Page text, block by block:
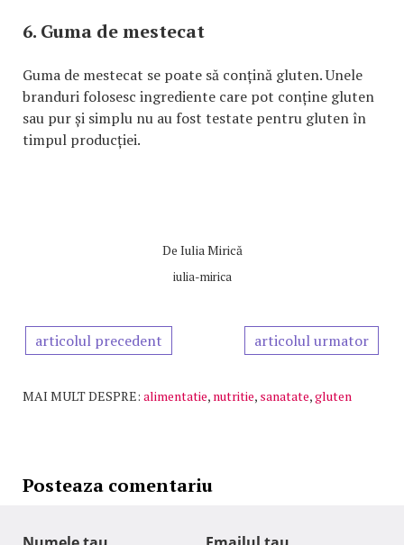
6. Guma de mestecat
Guma de mestecat se poate să conțină gluten. Unele
branduri folosesc ingrediente care pot conține gluten
sau pur și simplu nu au fost testate pentru gluten în
timpul producției.
De Iulia Mirică
iulia-mirica
articolul precedent articolul urmator
MAI MULT DESPRE: alimentatie, nutritie, sanatate,gluten
Posteaza comentariu